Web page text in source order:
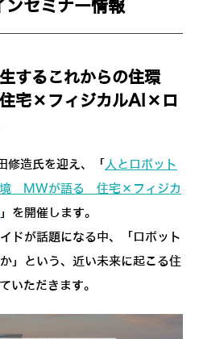
ンセミナー情報
するこれからの住環
宅×フィジカルAI×ロ
修造氏を迎え、「 人とロボット
境 MWが語る 住宅×フィジカ
」を開催します。
ドが話題になる中、「ロボット
」という、近い未来に起こる住
いただきます。